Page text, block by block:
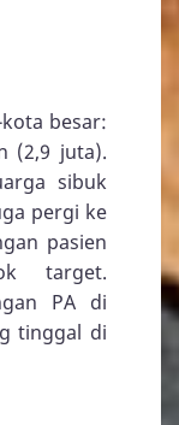
besar:
(2,9 juta).
sibuk
pergi ke
pasien
target.
PA di
tinggal di